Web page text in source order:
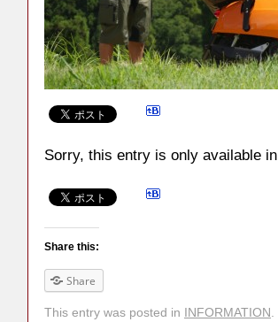
Sorry, this entry is only available in
Share this:
Share
This entry was posted in INFORMATION.